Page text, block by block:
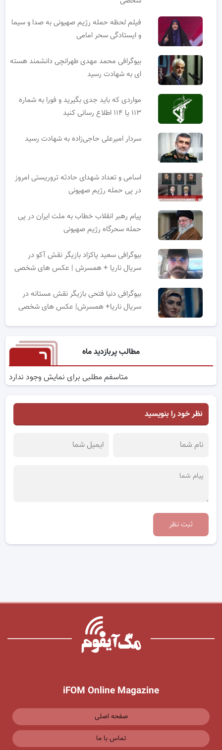
فیلم لحظه حمله رژیم صهیونی به صدا و سیما
و ایستادگی سحر امامی
بیوگرافی محمد مهدی طهرانچی دانشمند هسته
ای به شهادت رسید
مواردی که باید جدی بگیرید و فورا به شماره
۱۱۳ یا ۱۱۴ اطلاع رسانی کنید
سردار امیرعلی حاجی‌زاده به شهادت رسید
اسامی و تعداد شهدای حادثه تروریستی امروز
در پی حمله رژیم صهیونی
پیام رهبر انقلاب خطاب به ملت ایران در پی
حمله سحرگاه رژیم صهیونی
بیوگرافی سعید پاکزاد بازیگر نقش آکو در
سریال ناریا + همسرش | عکس های شخصی
بیوگرافی دنیا فتحی بازیگر نقش مستانه در
سریال ناریا+ همسرش| عکس های شخصی
مطالب پربازدید ماه
متاسفم مطلبی برای نمایش وجود ندارد
نظر خود را بنویسید
ثبت نظر
iFOM Online Magazine
صفحه اصلی
تماس با ما